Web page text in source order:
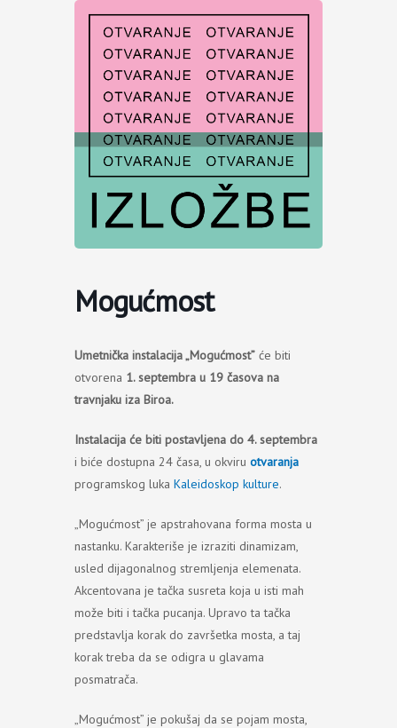
Mogućmost
Umetnička instalacija „Mogućmost” će biti
otvorena 1. septembra u 19 časova na
travnjaku iza Biroa.
Instalacija će biti postavljena do 4. septembra
i biće dostupna 24 časa, u okviru otvaranja
programskog luka Kaleidoskop kulture.
„Mogućmost” je apstrahovana forma mosta u
nastanku. Karakteriše je izraziti dinamizam,
usled dijagonalnog stremljenja elemenata.
Akcentovana je tačka susreta koja u isti mah
može biti i tačka pucanja. Upravo ta tačka
predstavlja korak do završetka mosta, a taj
korak treba da se odigra u glavama
posmatrača.
„Mogućmost” je pokušaj da se pojam mosta,